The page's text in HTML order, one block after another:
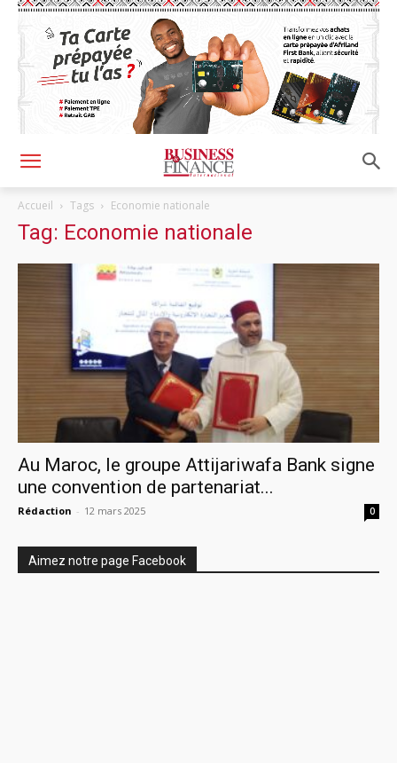
Accueil Tags Economie nationale
Tag: Economie nationale
Au Maroc, le groupe Attijariwafa Bank signe
une convention de partenariat...
Rédaction - 12 mars 2025 0
Aimez notre page Facebook